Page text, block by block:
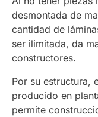
desmontada de
cantidad de
ser ilimitada, da
constructores.
Por su estructura,
producido en
permite